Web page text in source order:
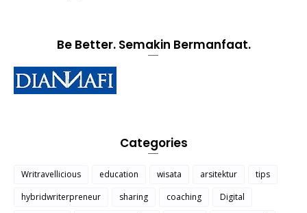
Be Better. Semakin Bermanfaat.
Categories
Writravellicious education wisata arsitektur
tips
hybridwriterpreneur
sharing coaching
Digital